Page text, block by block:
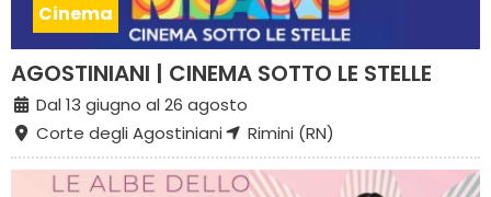
Cinema
AGOSTINIANI | CINEMA SOTTO LE STELLE
Dal 13 giugno al 26 agosto
Corte degli Agostiniani
Rimini (RN)